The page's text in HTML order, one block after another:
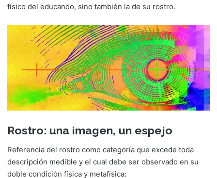
físico del educando, sino también la de su rostro.
Rostro: una imagen, un espejo
Referencia del rostro como categoría que excede toda
descripción medible y el cual debe ser observado en su
doble condición física y metafísica: